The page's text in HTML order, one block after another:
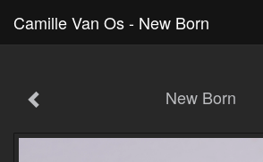
Camille Van Os - New Born
New Born